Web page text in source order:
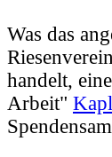
Was das
handelt,
Arbeit"